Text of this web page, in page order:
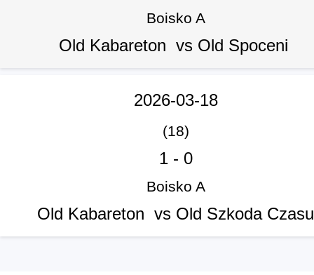
Boisko A
Old Kabareton vs Old Spoceni
2026-03-18
(18)
1- 0
Boisko A
Old Kabareton vs Old Szkoda Czasu